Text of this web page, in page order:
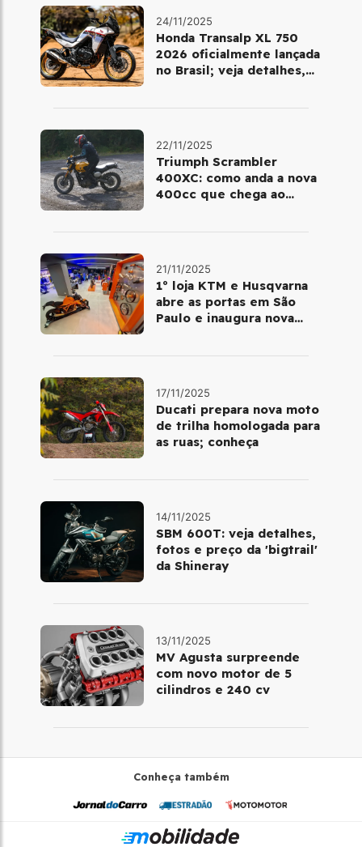
24/11/2025
Honda Transalp XL 750
2026 oficialmente lançada
no Brasil; veja detalhes,
22/11/2025
Triumph Scrambler
400XC: como anda a nova
400cc que chega ao
21/11/2025
1º loja KTM e Husqvarna
abre as portas em São
Paulo e inaugura nova
17/11/2025
Ducati prepara nova moto
de trilha homologada para
as ruas; conheça
14/11/2025
SBM 600T: veja detalhes,
fotos e preço da 'bigtrail'
da Shineray
13/11/2025
MV Agusta surpreende
com novo motor de 5
cilindros e 240 cv
Conheça também